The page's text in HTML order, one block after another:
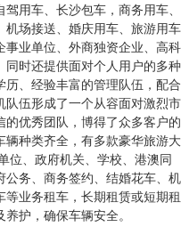
用车、长沙包车，商务用车、
场接送、婚庆用车、旅游用车
业单位、外商独资企业、高科
时还提供面对个人用户的多种
、经验丰富的管理队伍，配合
伍形成了一个从容面对激烈市
优秀团队，博得了众多客户的
种类齐全，有多款豪华旅游大
位、政府机关、学校、港澳同
公务、商务签约、结婚花车、机
业务租车，长期租赁或短期租
护，确保车辆安全。